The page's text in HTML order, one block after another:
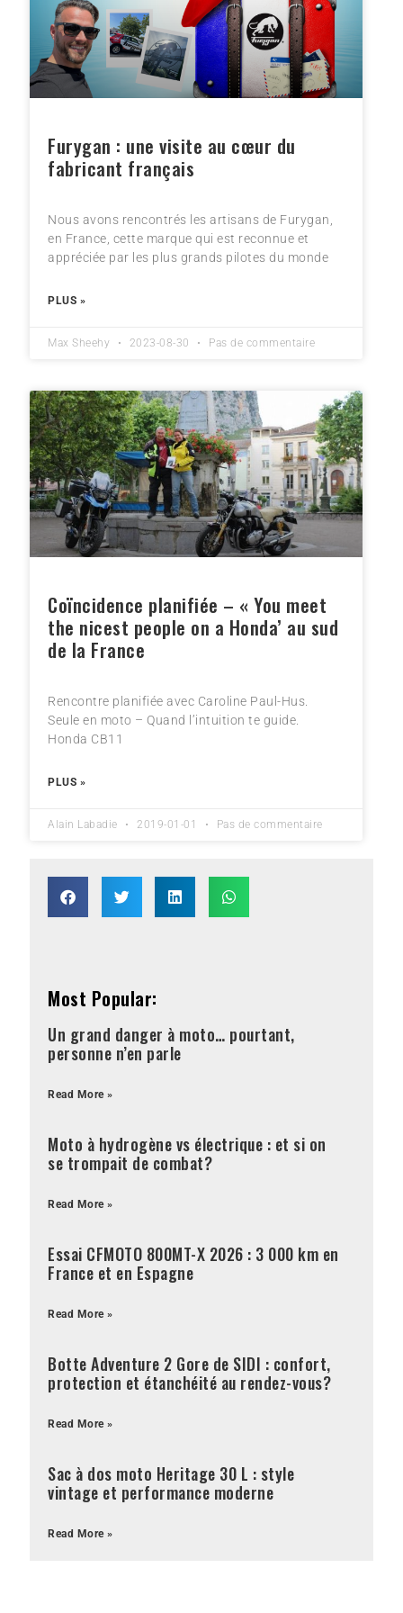
Furygan : une visite au cœur du
fabricant français
Nous avons rencontrés les artisans de Furygan,
en France, cette marque qui est reconnue et
appréciée par les plus grands pilotes du monde
PLUS »
Max Sheehy 2023-08-30 Pas de commentaire
Coïncidence planifiée – « You meet
the nicest people on a Honda’ au sud
de la France
Rencontre planifiée avec Caroline Paul-Hus.
Seule en moto – Quand l’intuition te guide.
Honda CB11
PLUS »
Alain Labadie 2019-01-01 Pas de commentaire
Most Popular:
Un grand danger à moto… pourtant,
personne n’en parle
Read More »
Moto à hydrogène vs électrique : et si on
se trompait de combat?
Read More »
Essai CFMOTO 800MT-X 2026 : 3 000 km en
France et en Espagne
Read More »
Botte Adventure 2 Gore de SIDI : confort,
protection et étanchéité au rendez-vous?
Read More »
Sac à dos moto Heritage 30 L : style
vintage et performance moderne
Read More »